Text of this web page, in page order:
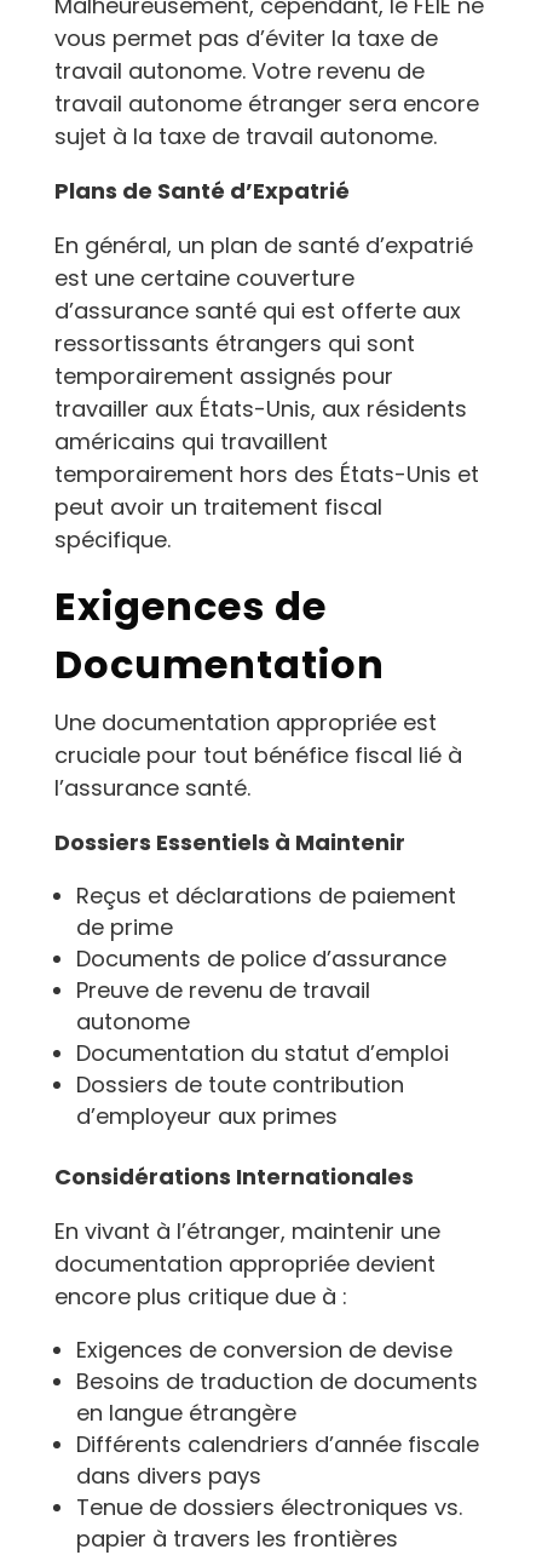
vous permet pas d’éviter la taxe de
travail autonome. Votre revenu de
travail autonome étranger sera encore
sujet à la taxe de travail autonome.
Plans de Santé d’Expatrié
En général, un plan de santé d’expatrié
est une certaine couverture
d’assurance santé qui est offerte aux
ressortissants étrangers qui sont
temporairement assignés pour
travailler aux États-Unis, aux résidents
américains qui travaillent
temporairement hors des États-Unis et
peut avoir un traitement fiscal
spécifique.
Exigences de
Documentation
Une documentation appropriée est
cruciale pour tout bénéfice fiscal lié à
l’assurance santé.
Dossiers Essentiels à Maintenir
Reçus et déclarations de paiement
de prime
Documents de police d’assurance
Preuve de revenu de travail
autonome
Documentation du statut d’emploi
Dossiers de toute contribution
d’employeur aux primes
Considérations Internationales
En vivant à l’étranger, maintenir une
documentation appropriée devient
encore plus critique due à :
Exigences de conversion de devise
Besoins de traduction de documents
en langue étrangère
Différents calendriers d’année fiscale
dans divers pays
Tenue de dossiers électroniques vs.
papier à travers les frontières